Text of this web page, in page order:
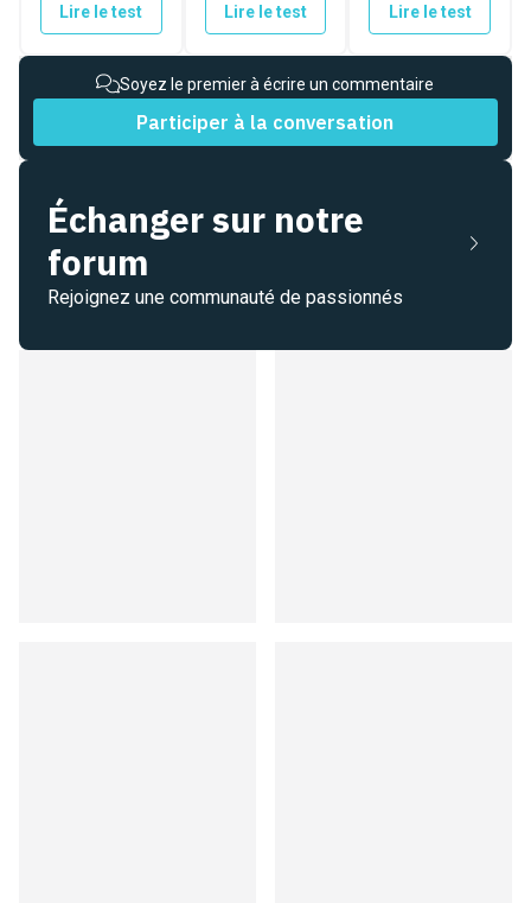
Lire le test Lire le test Lire le test
Soyez le premier à écrire un commentaire
Participer à la conversation
Échanger sur notre
forum
Rejoignez une communauté de passionnés